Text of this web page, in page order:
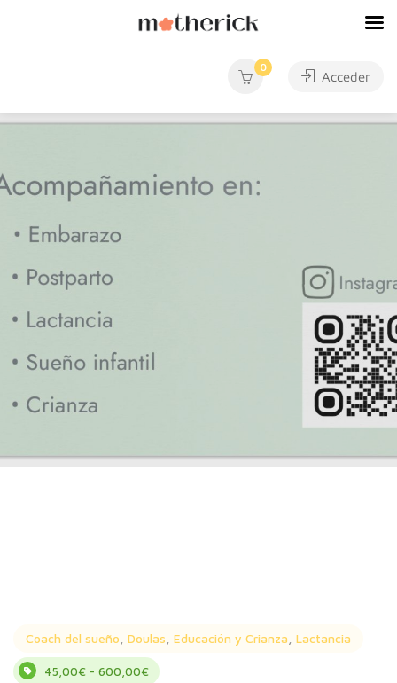
0
Acceder
Coach del sueño Doulas Educación y Crianza Lactancia
45,00€ - 600,00€